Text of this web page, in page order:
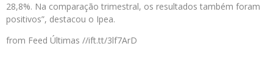
28,8%. Na comparação trimestral, os resultados também foram
positivos”, destacou o Ipea.
from Feed Últimas //ift.tt/3lf7ArD